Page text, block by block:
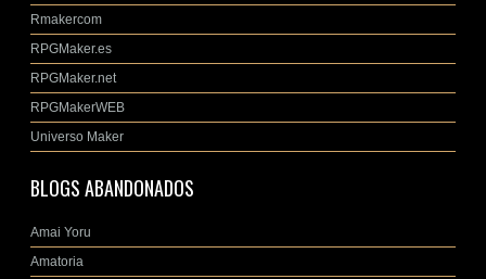
Rmakercom
RPGMaker.es
RPGMaker.net
RPGMakerWEB
Universo Maker
BLOGS ABANDONADOS
Amai Yoru
Amatoria